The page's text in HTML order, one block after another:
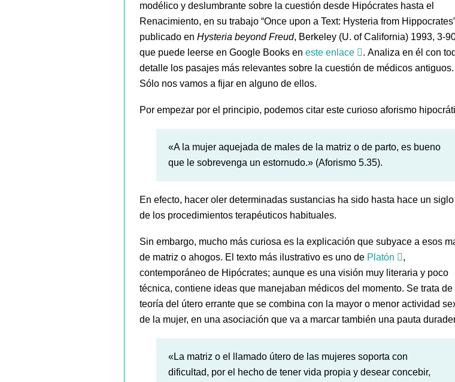
modélico y deslumbrante sobre la cuestión desde Hipócrates hasta el
Renacimiento, en su trabajo “Once upon a Text: Hysteria from
publicado en Hysteria beyond Freud, Berkeley (U. of California) 1993, 3-
que puede leerse en Google Books en este enlace
. Analiza en él con
detalle los pasajes más relevantes sobre la cuestión de médicos antiguos.
Sólo nos vamos a fijar en alguno de ellos.
Por empezar por el principio, podemos citar este curioso aforismo
«A la mujer aquejada de males de la matriz o de parto, es bueno
que le sobrevenga un estornudo.» (Aforismo 5.35).
En efecto, hacer oler determinadas sustancias ha sido hasta hace un
de los procedimientos terapéuticos habituales.
Sin embargo, mucho más curiosa es la explicación que subyace a esos
de matriz o ahogos. El texto más ilustrativo es uno de Platón
,
contemporáneo de Hipócrates; aunque es una visión muy literaria y poco
técnica, contiene ideas que manejaban médicos del momento. Se trata de
teoría del útero errante que se combina con la mayor o menor actividad
de la mujer, en una asociación que va a marcar también una pauta
«La matriz o el llamado útero de las mujeres soporta con
dificultad, por el hecho de tener vida propia y desear concebir,